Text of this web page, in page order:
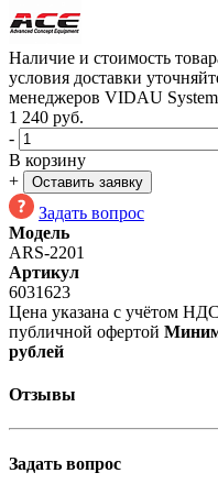
Наличие и стоимость
условия доставки
менеджеров VIDAU
1 240 руб.
-
В корзину
+
Оставить заявку
Задать вопрос
Модель
ARS-2201
Артикул
6031623
Цена указана с учётом НДС
публичной офертой
рублей
Отзывы
Задать вопрос